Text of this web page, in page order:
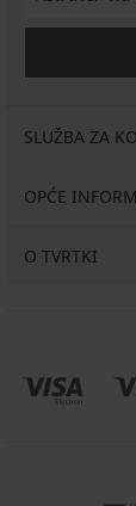
SLUŽBA ZA
OPĆE
O TVRTKI